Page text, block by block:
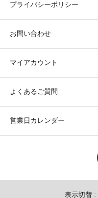
プライバシーポリシー
お問い合わせ
マイアカウント
よくあるご質問
営業日カレンダー
表示切替 :